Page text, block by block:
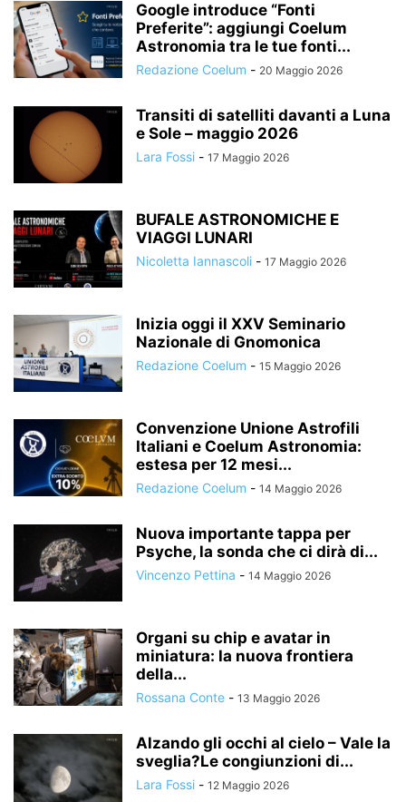
Google introduce “Fonti
Preferite”: aggiungi Coelum
Astronomia tra le tue fonti...
Redazione Coelum - 20 Maggio 2026
Transiti di satelliti davanti a Luna
e Sole – maggio 2026
Lara Fossi - 17 Maggio 2026
BUFALE ASTRONOMICHE E
VIAGGI LUNARI
Nicoletta Iannascoli - 17 Maggio 2026
Inizia oggi il XXV Seminario
Nazionale di Gnomonica
Redazione Coelum - 15 Maggio 2026
Convenzione Unione Astrofili
Italiani e Coelum Astronomia:
estesa per 12 mesi...
Redazione Coelum - 14 Maggio 2026
Nuova importante tappa per
Psyche, la sonda che ci dirà di...
Vincenzo Pettina - 14 Maggio 2026
Organi su chip e avatar in
miniatura: la nuova frontiera
della...
Rossana Conte - 13 Maggio 2026
Alzando gli occhi al cielo – Vale la
sveglia?Le congiunzioni di...
Lara Fossi - 12 Maggio 2026